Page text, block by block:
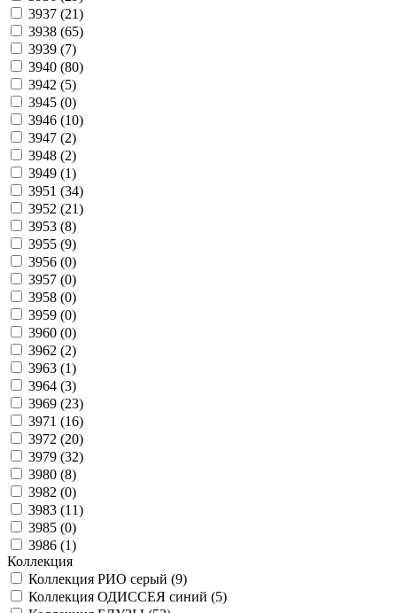
3937 (21)
3938 (65)
3939 (7)
3940 (80)
3942 (5)
3945 (0)
3946 (10)
3947 (2)
3948 (2)
3949 (1)
3951 (34)
3952 (21)
3953 (8)
3955 (9)
3956 (0)
3957 (0)
3958 (0)
3959 (0)
3960 (0)
3962 (2)
3963 (1)
3964 (3)
3969 (23)
3971 (16)
3972 (20)
3979 (32)
3980 (8)
3982 (0)
3983 (11)
3985 (0)
3986 (1)
Коллекция
Коллекция РИО серый (9)
Коллекция ОДИССЕЯ синий (5)